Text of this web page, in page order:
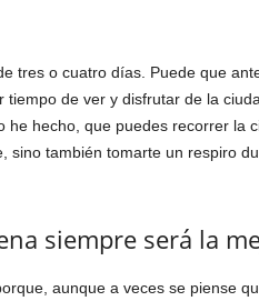
tres o cuatro días. Puede que
de ver y disfrutar de la
he hecho, que puedes recorrer la
sino también tomarte un respiro
siempre será la
aunque a veces se piense